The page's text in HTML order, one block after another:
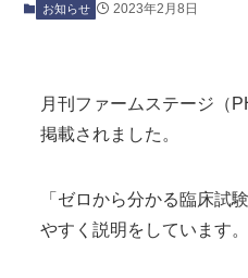
お知らせ 2023年2月8日
月刊ファームステージ（
掲載されました。
「ゼロから分かる臨床試
やすく説明をしています。